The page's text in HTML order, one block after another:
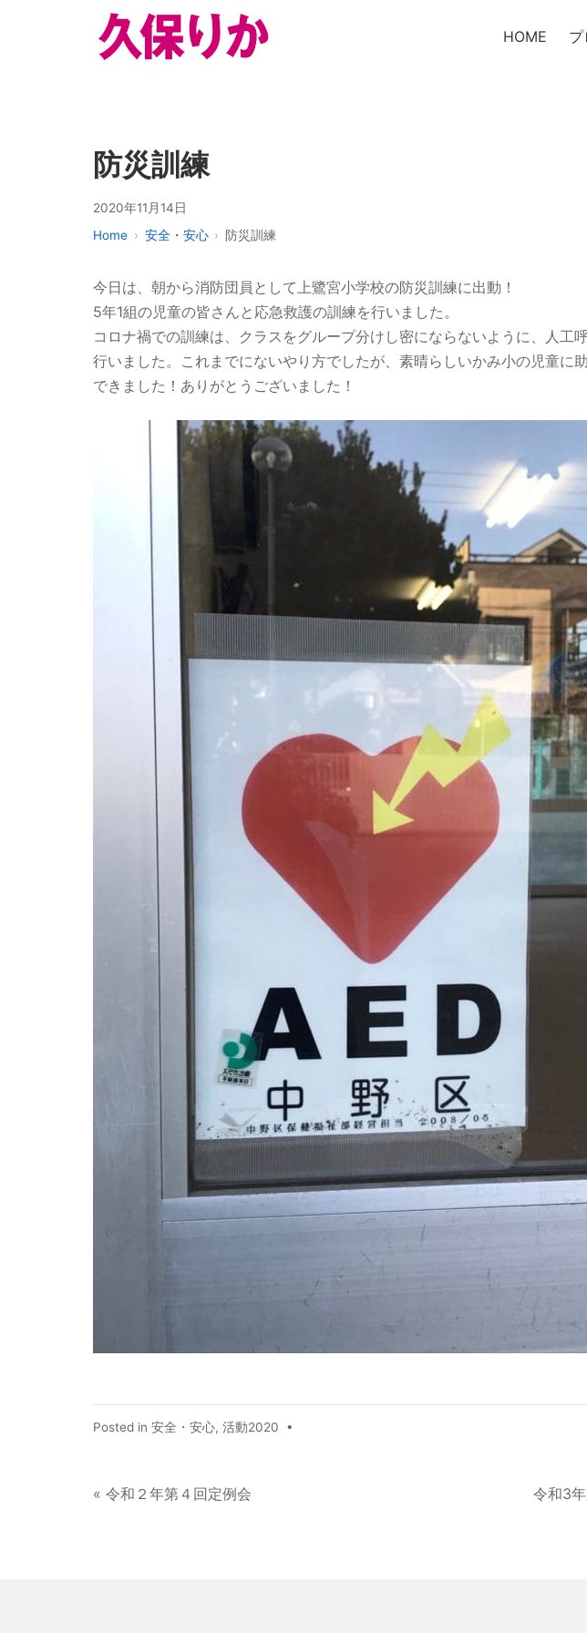
HOME
防災訓練
2020年11月14日
Home
安全・安心 防災訓練
今日は、朝から消防団員として上鷺宮小学校の防災訓練に出動！
5年1組の児童の皆さんと応急救護の訓練を行いました。
コロナ禍での訓練は、クラスをグループ分けし密にならないように、人工
行いました。これまでにないやり方でしたが、素晴らしいかみ小の児童に
できました！ありがとうございました！
Posted in 安全・安心, 活動2020 •
令和3
« 令和２年第４回定例会